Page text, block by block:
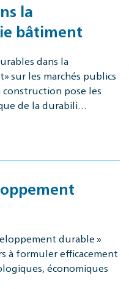
la
bâtiment
dans la
sur les marchés publics
pose les
de la durabili…
durable »
à formuler efficacement
économiques